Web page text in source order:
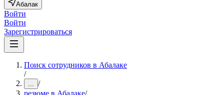
Абалак
Войти
Войти
Зарегистрироваться
Поиск сотрудников в Абалаке
/
... /
резюме в Абалаке/